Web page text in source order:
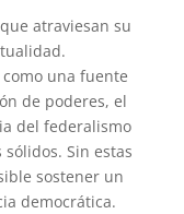
atraviesan su
una fuente
de poderes, el
del federalismo
Sin estas
sostener un
democrática.